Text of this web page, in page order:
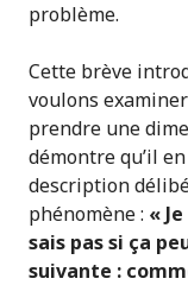
problème.
Cette brève
voulons
prendre une
démontre qu’il
description
phénomène : «
sais pas si ça
suivante :